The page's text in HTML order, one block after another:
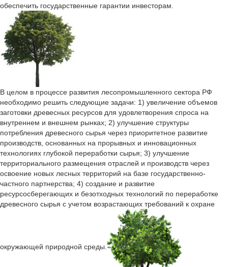
обеспечить государственные гарантии инвесторам.
В целом в процессе развития лесопромышленного сектора РФ
необходимо решить следующие задачи: 1) увеличение объемов
заготовки древесных ресурсов для удовлетворения спроса на
внутреннем и внешнем рынках; 2) улучшение структуры
потребления древесного сырья через приоритетное развитие
производств, основанных на прорывных и инновационных
технологиях глубокой переработки сырья; 3) улучшение
территориального размещения отраслей и производств через
освоение новых лесных территорий на базе государственно-
частного партнерства; 4) создание и развитие
ресурсосберегающих и безотходных технологий по переработке
древесного сырья с учетом возрастающих требований к охране
окружающей природной среды.